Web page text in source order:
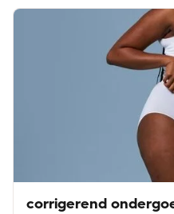
corrigerend